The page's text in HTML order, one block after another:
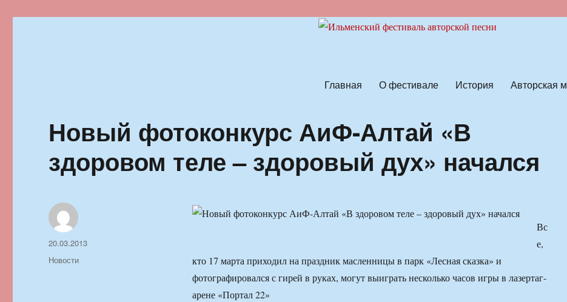
Главная О фестивале История Авторская
Новый фотоконкурс АиФ-Алтай «В
здоровом теле – здоровый дух» начался
Вс
е,
кто 17 марта приходил на праздник масленницы в парк «Лесная сказка» и
фотографировался с гирей в руках, могут выиграть несколько часов игры в лазертаг-
арене «Портал 22»
Автор
Опубликовано
20.03.2013
Рубрики
Новости